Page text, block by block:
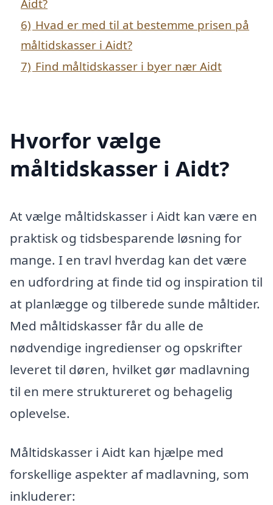
Aidt?
6) Hvad er med til at bestemme prisen på
måltidskasser i Aidt?
7) Find måltidskasser i byer nær Aidt
Hvorfor vælge
måltidskasser i Aidt?
At vælge måltidskasser i Aidt kan være en
praktisk og tidsbesparende løsning for
mange. I en travl hverdag kan det være
en udfordring at finde tid og inspiration til
at planlægge og tilberede sunde måltider.
Med måltidskasser får du alle de
nødvendige ingredienser og opskrifter
leveret til døren, hvilket gør madlavning
til en mere struktureret og behagelig
oplevelse.
Måltidskasser i Aidt kan hjælpe med
forskellige aspekter af madlavning, som
inkluderer: